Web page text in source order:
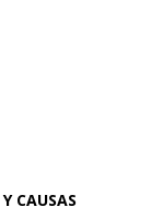
CAUSAS